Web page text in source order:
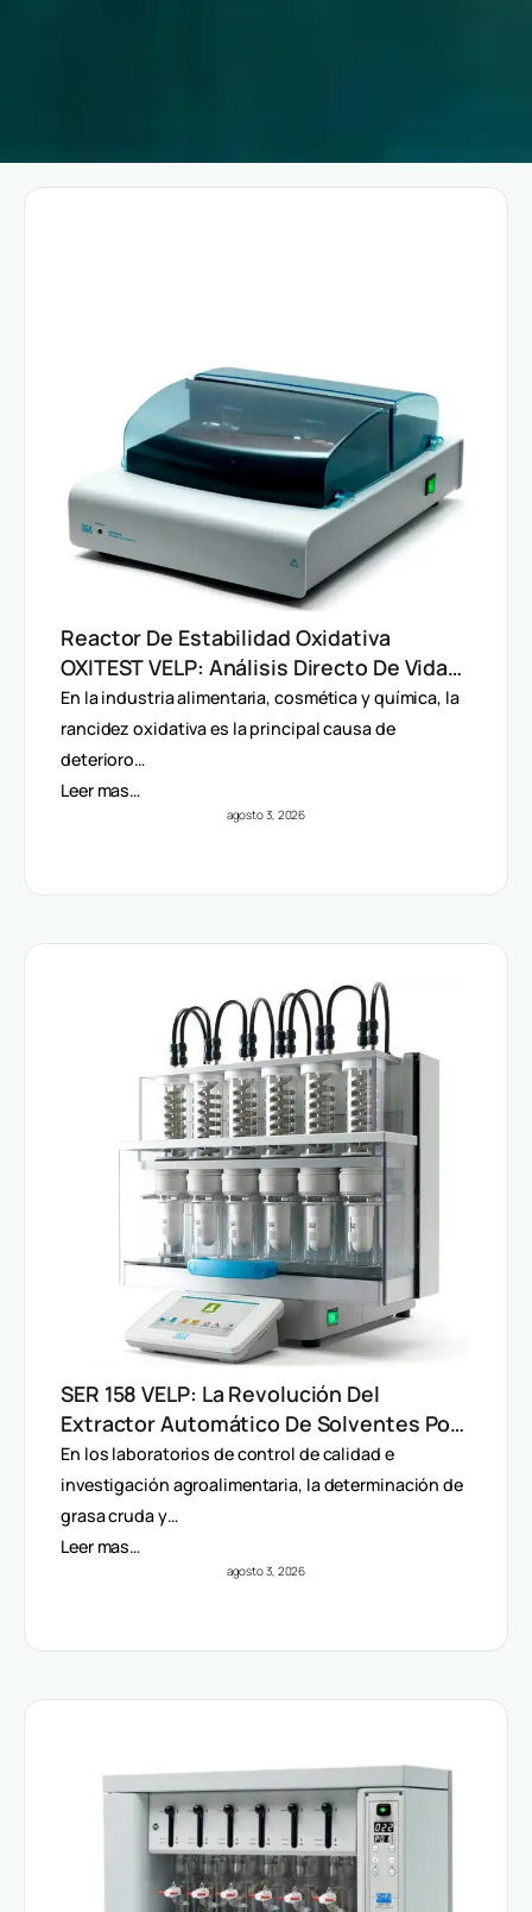
Reactor De Estabilidad Oxidativa
OXITEST VELP: Análisis Directo De Vida
Útil Sin Extracción De Grasa
En la industria alimentaria, cosmética y química, la
rancidez oxidativa es la principal causa de
deterioro…
Leer mas…
agosto 3, 2026
SER 158 VELP: La Revolución Del
Extractor Automático De Solventes Por
Método Randall
En los laboratorios de control de calidad e
investigación agroalimentaria, la determinación de
grasa cruda y…
Leer mas…
agosto 3, 2026